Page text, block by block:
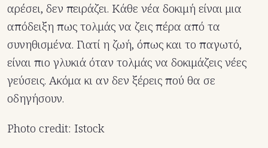
αρέσει, δεν πειράζει. Κάθε νέα δοκιμή είναι μια
απόδειξη πως τολμάς να ζεις πέρα από τα
συνηθισμένα. Γιατί η ζωή, όπως και το παγωτό,
είναι πιο γλυκιά όταν τολμάς να δοκιμάζεις νέες
γεύσεις. Ακόμα κι αν δεν ξέρεις πού θα σε
οδηγήσουν.
Photo credit: Istock